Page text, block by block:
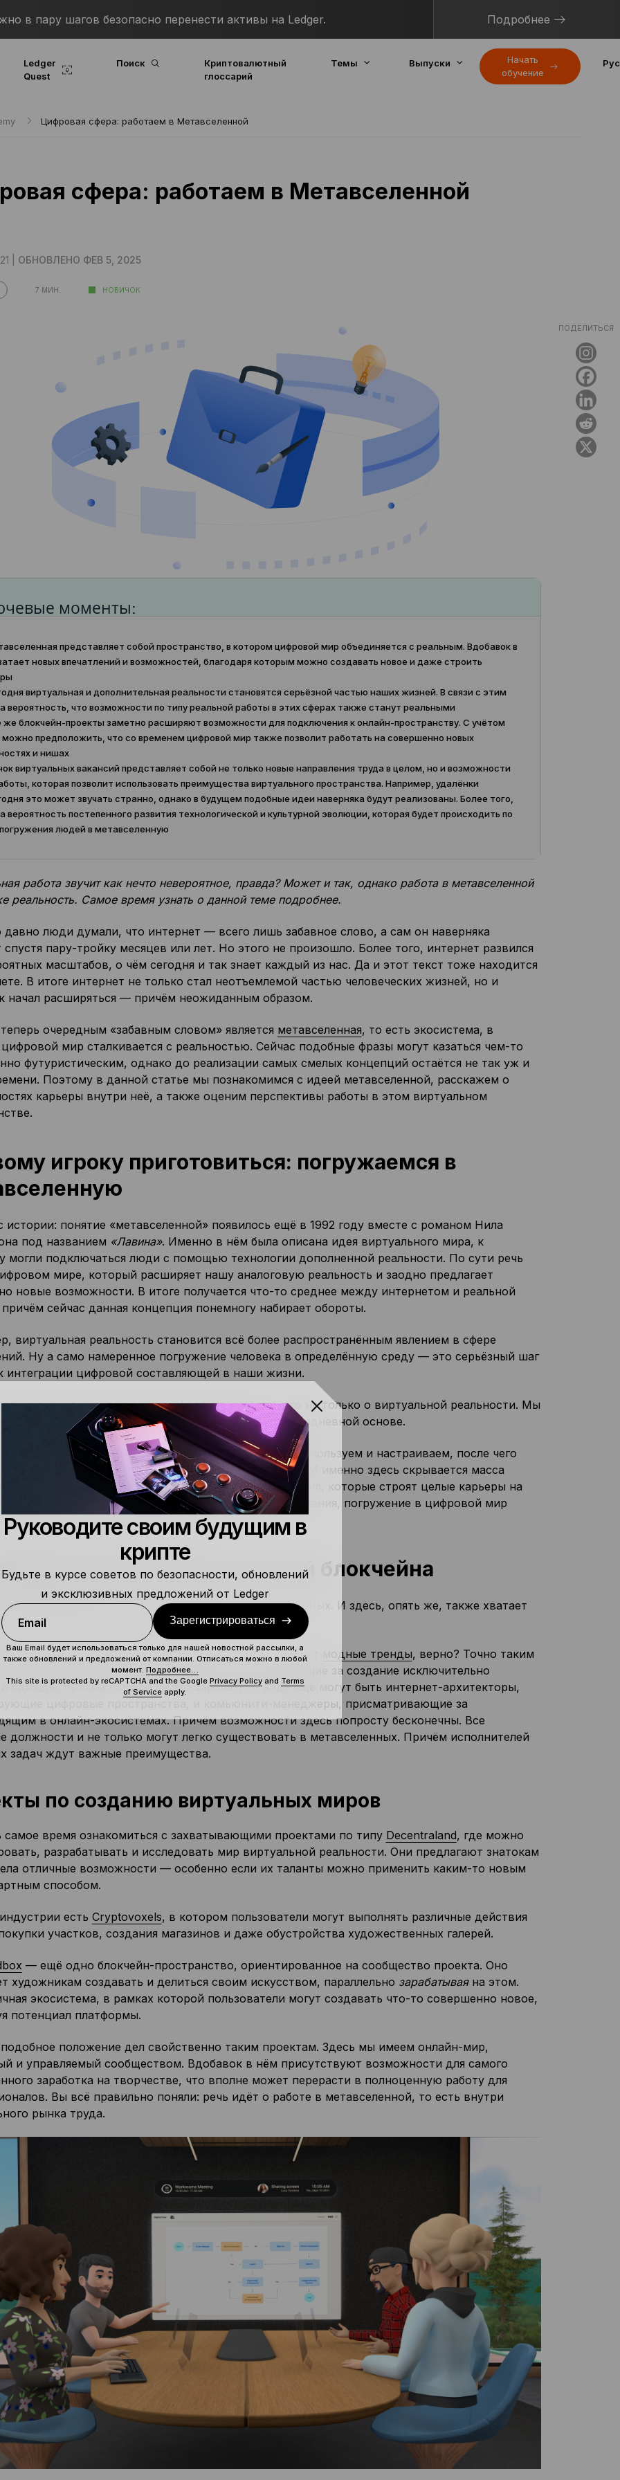
в пару шагов безопасно перенести активы на Ledger. Подробнее
Ledger
Quest
Поиск
Криптовалютный
глоссарий
Темы Выпуски
Начать
обучение
Цифровая сфера: работаем в Метавселенной
сфера: работаем в Метавселенной
| ОБНОВЛЕНО ФЕВ 5, 2025
7 МИН. НОВИЧОК
ПОДЕЛИТЬСЯ
моменты:
представляет собой пространство, в котором цифровой мир объединяется с реальным. Вдобавок в
новых впечатлений и возможностей, благодаря которым можно создавать новое и даже строить
виртуальная и дополнительная реальности становятся серьёзной частью наших жизней. В связи с этим
вероятность, что возможности по типу реальной работы в этих сферах также станут реальными
блокчейн-проекты заметно расширяют возможности для подключения к онлайн-пространству. С учётом
можно предположить, что со временем цифровой мир также позволит работать на совершенно новых
и нишах
виртуальных вакансий представляет собой не только новые направления труда в целом, но и возможности
которая позволит использовать преимущества виртуального пространства. Например, удалёнки
это может звучать странно, однако в будущем подобные идеи наверняка будут реализованы. Более того,
вероятность постепенного развития технологической и культурной эволюции, которая будет происходить по
людей в метавселенную
работа звучит как нечто невероятное, правда? Может и так, однако работа в метавселенной
реальность. Самое время узнать о данной теме подробнее.
давно люди думали, что интернет — всего лишь забавное слово, а сам он наверняка
спустя пару-тройку месяцев или лет. Но этого не произошло. Более того, интернет развился
масштабов, о чём сегодня и так знает каждый из нас. Да и этот текст тоже находится
В итоге интернет не только стал неотъемлемой частью человеческих жизней, но и
начал расширяться — причём неожиданным образом.
очередным «забавным словом» является метавселенная, то есть экосистема, в
мир сталкивается с реальностью. Сейчас подобные фразы могут казаться чем-то
футуристическим, однако до реализации самых смелых концепций остаётся не так уж и
Поэтому в данной статье мы познакомимся с идеей метавселенной, расскажем о
карьеры внутри неё, а также оценим перспективы работы в этом виртуальном
игроку приготовиться: погружаемся в
истории: понятие «метавселенной» появилось ещё в 1992 году вместе с романом Нила
под названием «Лавина». Именно в нём была описана идея виртуального мира, к
могли подключаться люди с помощью технологии дополненной реальности. По сути речь
мире, который расширяет нашу аналоговую реальность и заодно предлагает
новые возможности. В итоге получается что-то среднее между интернетом и реальной
сейчас данная концепция понемногу набирает обороты.
виртуальная реальность становится всё более распространённым явлением в сфере
Ну а само намеренное погружение человека в определённую среду — это серьёзный шаг
интеграции цифровой составляющей в наши жизни.
между настоящим и цифровым миром — это не только о виртуальной реальности. Мы
с нечёткими границами этих миров и на ежедневной основе.
бы фильтры в социальных сетях. Мы создаём им, используем и настраиваем, после чего
изменённую цифровую версию себя всему миру. И именно здесь скрывается масса
Их уже реализовывают инфлюенсеры в Instagram, которые строят целые карьеры на
контента. А если добавить сюда другие таланты и знания, погружение в цифровой мир
более глубоким и плодотворным.
дополнительный слой блокчейна
блокчейнауже активно используется в метавселенных. И здесь, опять же, также хватает
для возможностей и работы.
в реальной жизни есть дизайнеры, которые создают модные тренды, верно? Точно таким
в будущем в метавселенной будут люди, отвечающие за создание исключительно
одежды, причём получая за это зарплату. А ведь ещё могут быть интернет-архитекторы,
цифровые пространства, и комьюнити-менеджеры, присматривающие за
в онлайн-экосистемах. Причём возможности здесь попросту бесконечны. Все
должности и не только могут легко существовать в метавселенных. Причём исполнителей
задач ждут важные преимущества.
по созданию виртуальных миров
самое время ознакомиться с захватывающими проектами по типу Decentraland, где можно
разрабатывать и исследовать мир виртуальной реальности. Они предлагают знатокам
отличные возможности — особенно если их таланты можно применить каким-то новым
способом.
есть Cryptovoxels, в котором пользователи могут выполнять различные действия
участков, создания магазинов и даже обустройства художественных галерей.
— ещё одно блокчейн-пространство, ориентированное на сообщество проекта. Оно
художникам создавать и делиться своим искусством, параллельно зарабатываяна этом.
экосистема, в рамках которой пользователи могут создавать что-то совершенно новое,
потенциал платформы.
положение дел свойственно таким проектам. Здесь мы имеем онлайн-мир,
и управляемый сообществом. Вдобавок в нём присутствуют возможности для самого
заработка на творчестве, что вполне может перерасти в полноценную работу для
Вы всё правильно поняли: речь идёт о работе в метавселенной, то есть внутри
рынка труда.
Руководите своим будущим в
крипте
Будьте в курсе советов по безопасности, обновлений
и эксклюзивных предложений от Ledger
Email Зарегистрироваться
Ваш Email будет использоваться только для нашей новостной рассылки, а
также обновлений и предложений от компании. Отписаться можно в любой
момент. Подробнее…
This site is protected by reCAPTCHA and the Google Privacy Policy and Terms
of Service apply.